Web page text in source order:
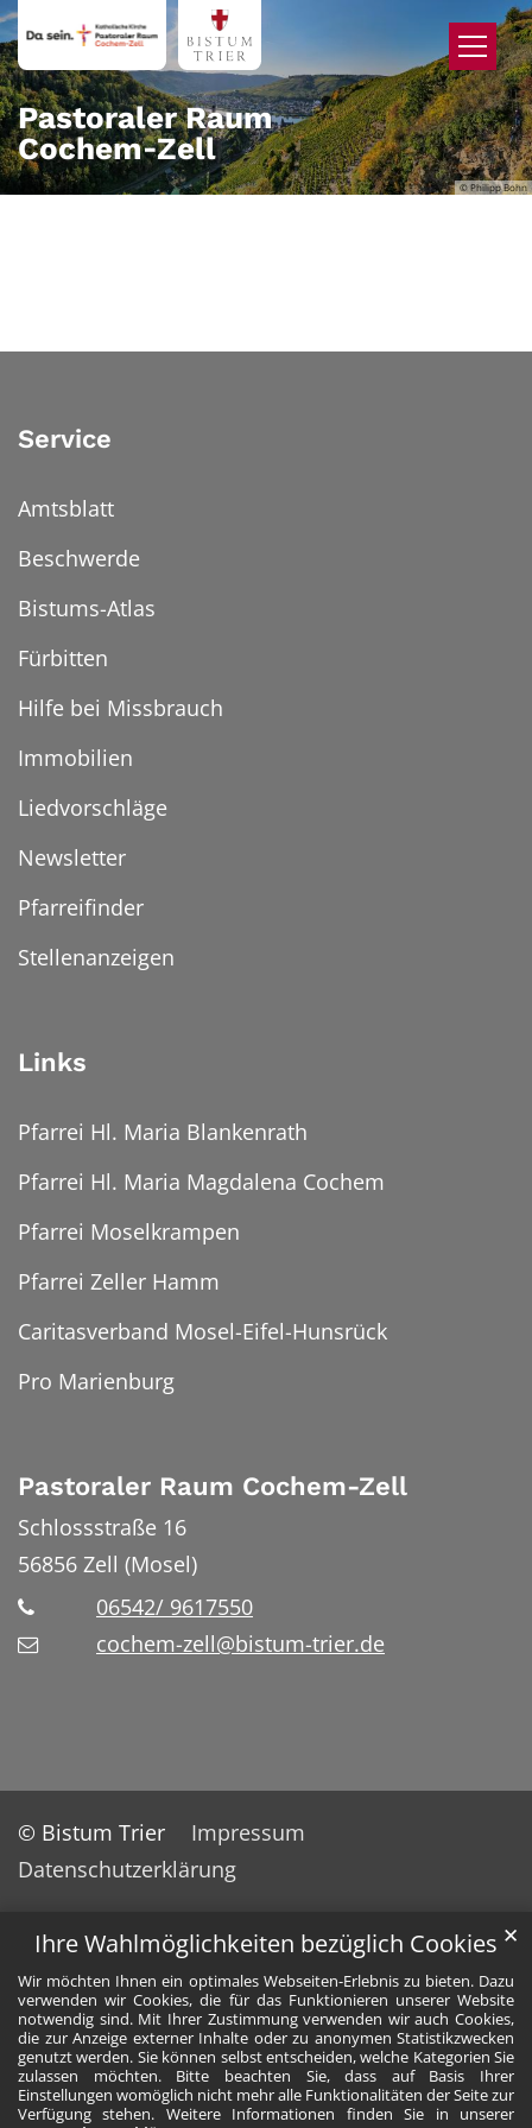
Ihre Wahlmöglichkeiten bezüglich Cookies
Wir möchten Ihnen ein optimales Webseiten-Erlebnis zu bieten. Dazu
verwenden wir Cookies, die für das Funktionieren unserer Website
notwendig sind. Mit Ihrer Zustimmung verwenden wir auch Cookies,
die zur Anzeige externer Inhalte oder zu anonymen Statistikzwecken
genutzt werden. Sie können selbst entscheiden, welche Kategorien Sie
zulassen möchten. Bitte beachten Sie, dass auf Basis Ihrer
Einstellungen womöglich nicht mehr alle Funktionalitäten der Seite zur
Verfügung stehen. Weitere Informationen finden Sie in unserer
✕
Zum Inhalt springen
© Philipp Bohn
Pastoraler Raum
Cochem‑Zell
Service
Amtsblatt
Beschwerde
Bistums-Atlas
Fürbitten
Hilfe bei Missbrauch
Immobilien
Liedvorschläge
Newsletter
Pfarreifinder
Stellenanzeigen
Links
Pfarrei Hl. Maria Blankenrath
Pfarrei Hl. Maria Magdalena Cochem
Pfarrei Moselkrampen
Pfarrei Zeller Hamm
Caritasverband Mosel-Eifel-Hunsrück
Pro Marienburg
Pastoraler Raum Cochem-Zell
Schlossstraße 16
56856 Zell (Mosel)
06542/ 9617550
cochem-zell@bistum-trier.de
© Bistum Trier
Impressum
Datenschutzerklärung